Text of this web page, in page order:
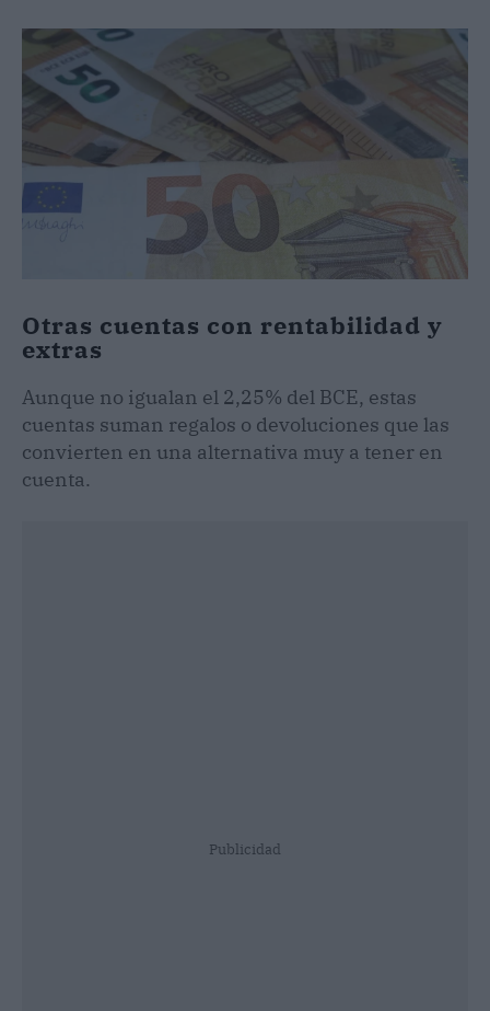
Otras cuentas con rentabilidad y
extras
Aunque no igualan el 2,25% del BCE, estas
cuentas suman regalos o devoluciones que las
convierten en una alternativa muy a tener en
cuenta.
Publicidad